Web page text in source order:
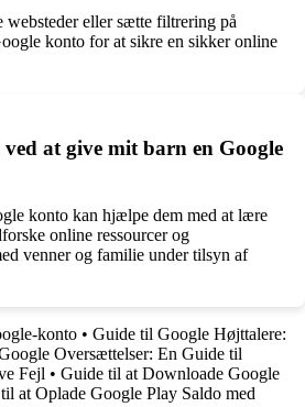
websteder eller sætte filtrering på
konto for at sikre en sikker online
at give mit barn en Google
konto kan hjælpe dem med at lære
online ressourcer og
venner og familie under tilsyn af
konto • Guide til Google Højttalere:
Oversættelser: En Guide til
Fejl • Guide til at Downloade Google
at Oplade Google Play Saldo med